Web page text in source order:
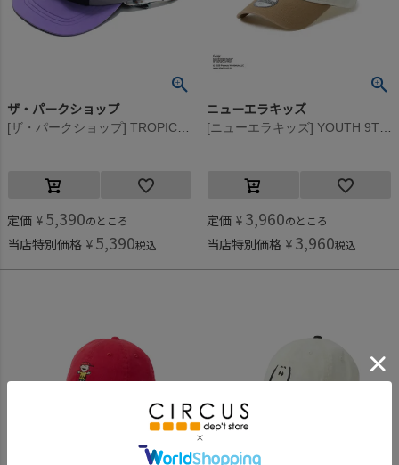
ザ・パークショップ
定価 ¥ 5,390のところ
当店特別価格 ¥ 5,390税込
ニューエラキッズ
定価 ¥ 3,960のところ
当店特別価格 ¥ 3,960税込